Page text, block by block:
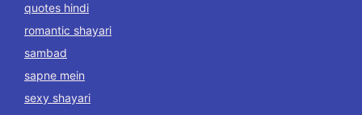
quotes hindi
romantic shayari
sambad
sapne mein
sexy shayari